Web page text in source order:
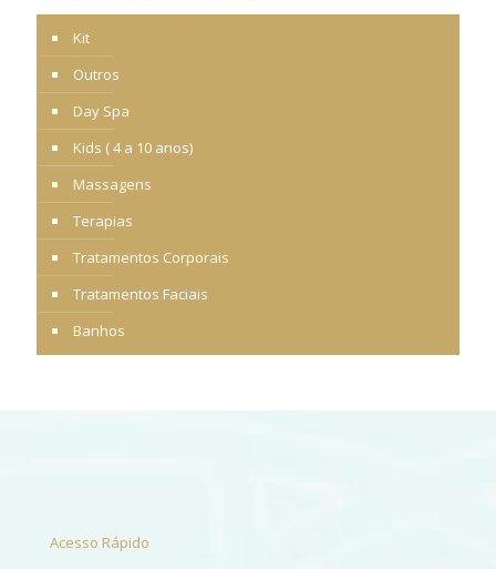
Kit
Outros
Day Spa
Kids ( 4 a 10 anos)
Massagens
Terapias
Tratamentos Corporais
Tratamentos Faciais
Banhos
Acesso Rápido